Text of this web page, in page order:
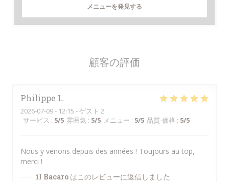
顧客の評価
Philippe L
2026-07-09- 12:15 - ゲスト 2
サービス : 5/5 雰囲気 : 5/5 メニュー : 5/5 品質-価格 : 5/5
Nous y venons depuis des années ! Toujours au top,
merci !
il Bacaro はこのレビューに返信しました
メニューを発見する